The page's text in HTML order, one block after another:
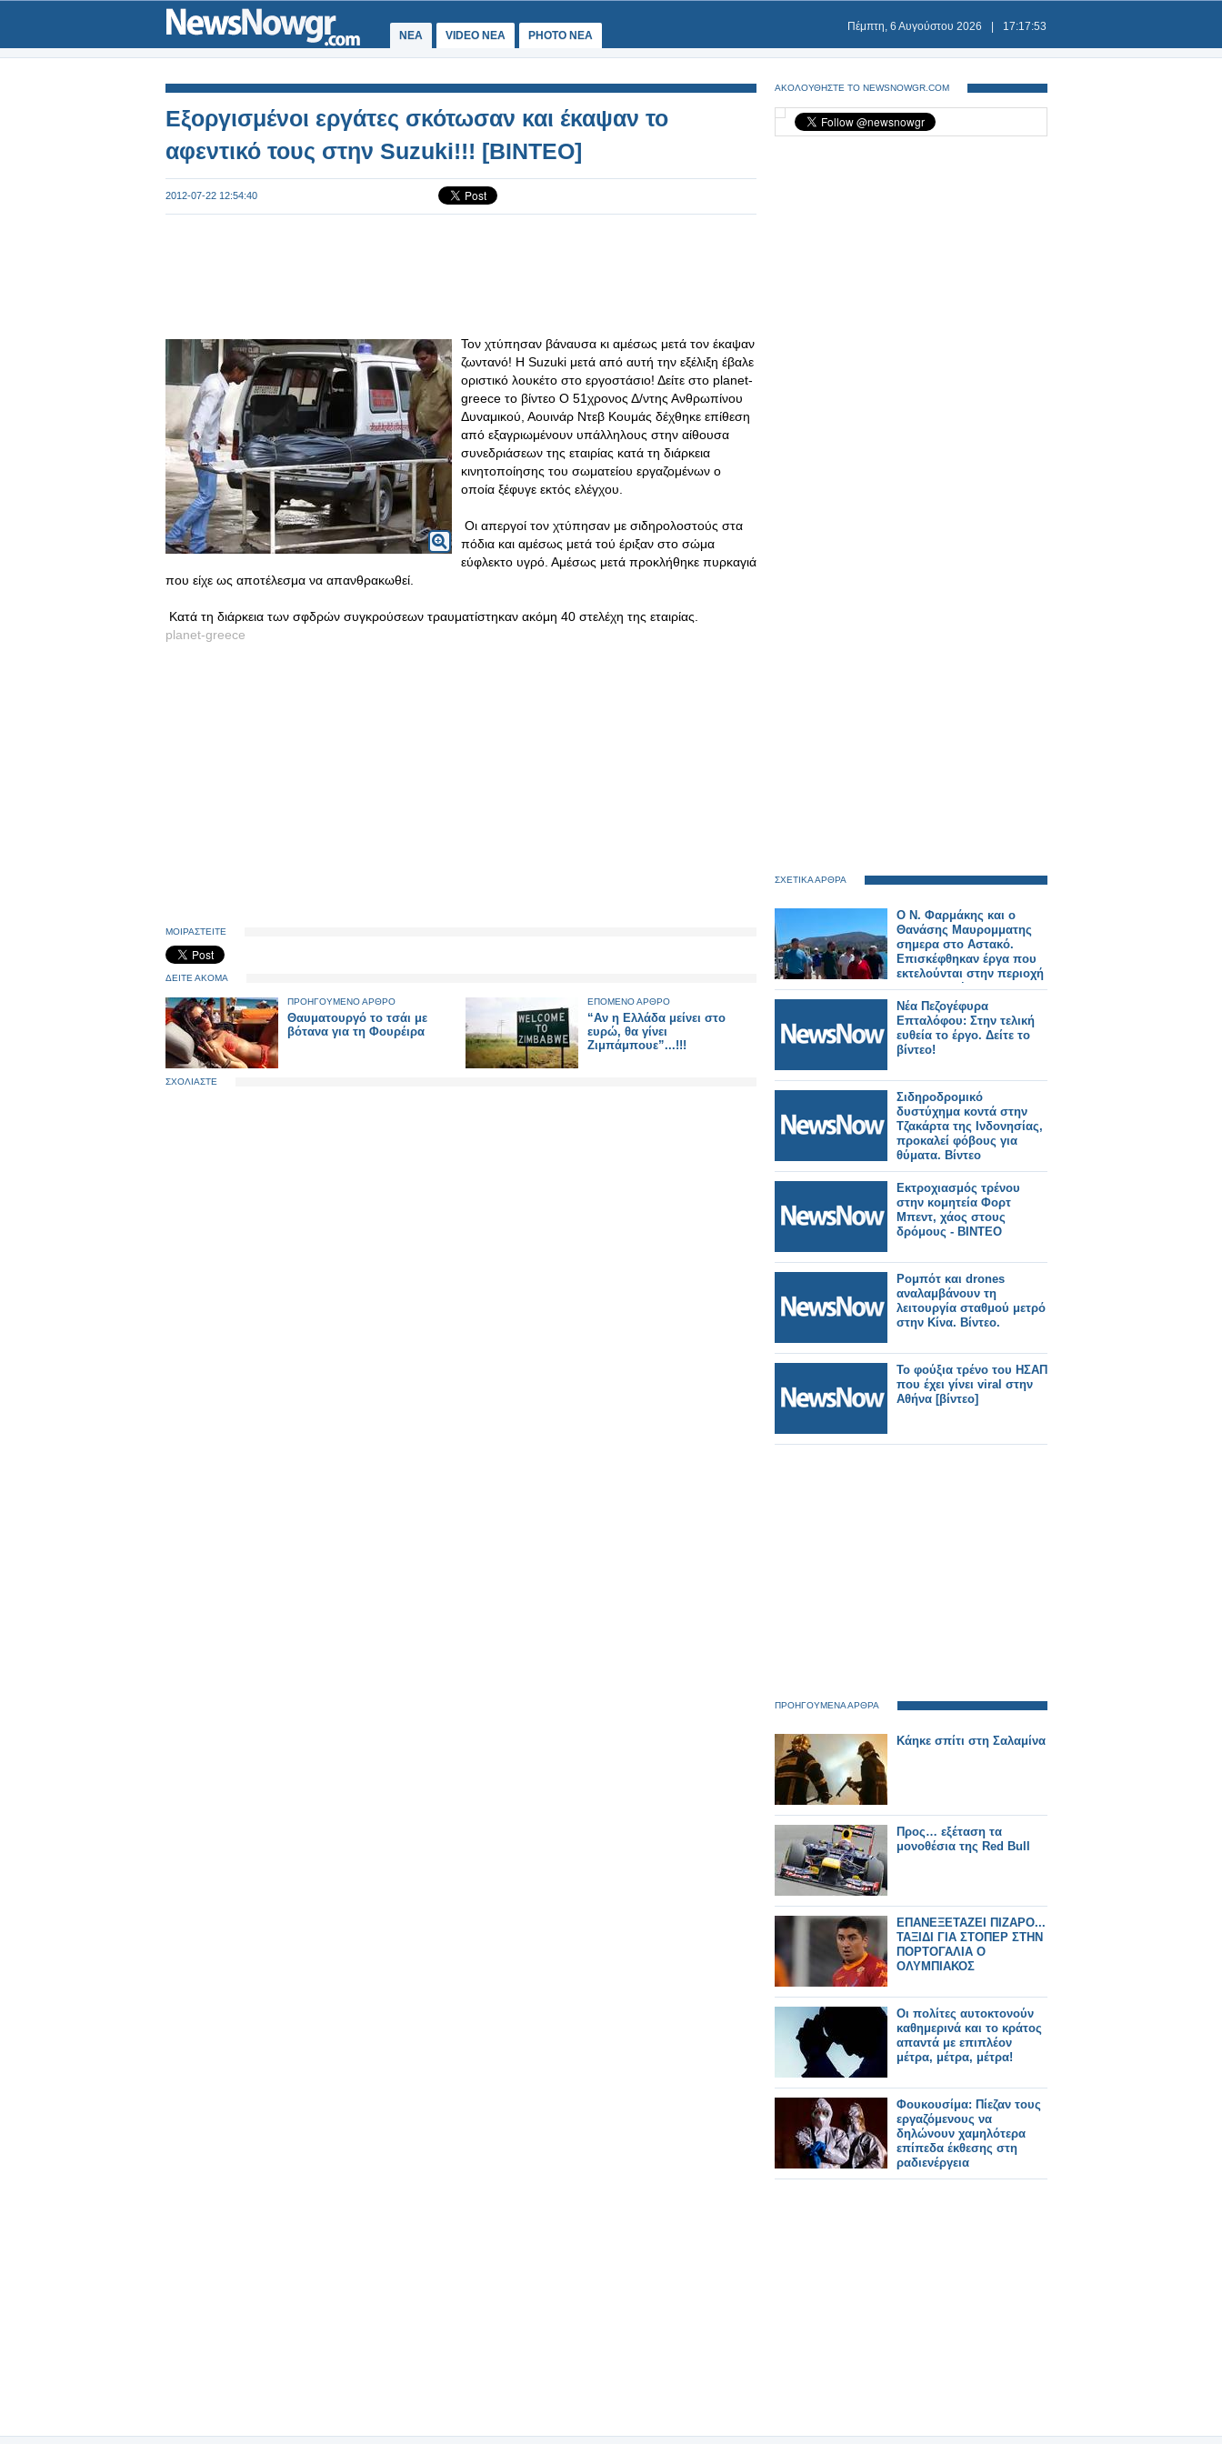
ΝΕΑ VIDEO NEA PHOTO NEA
Πέμπτη, 6 Αυγούστου 2026 17:17:53
Εξοργισμένοι εργάτες σκότωσαν και έκαψαν το
αφεντικό τους στην Suzuki!!! [ΒΙΝΤΕΟ]
2012-07-22 12:54:40
Τον χτύπησαν βάναυσα κι αμέσως μετά τον έκαψαν
ζωντανό! H Suzuki μετά από αυτή την εξέλιξη έβαλε
οριστικό λουκέτο στο εργοστάσιο! Δείτε στο planet-
greece το βίντεο Ο 51χρονος Δ/ντης Ανθρωπίνου
Δυναμικού, Αουινάρ Ντεβ Κουμάς δέχθηκε επίθεση
από εξαγριωμένουν υπάλληλους στην αίθουσα
συνεδριάσεων της εταιρίας κατά τη διάρκεια
κινητοποίησης του σωματείου εργαζομένων ο
οποία ξέφυγε εκτός ελέγχου.
Οι απεργοί τον χτύπησαν με σιδηρολοστούς στα
πόδια και αμέσως μετά τού έριξαν στο σώμα
εύφλεκτο υγρό. Αμέσως μετά προκλήθηκε πυρκαγιά
που είχε ως αποτέλεσμα να απανθρακωθεί.
Κατά τη διάρκεια των σφδρών συγκρούσεων τραυματίστηκαν ακόμη 40 στελέχη της εταιρίας.
planet-greece
ΜΟΙΡΑΣΤΕΙΤΕ
ΔΕΙΤΕ ΑΚΟΜΑ
ΠΡΟΗΓΟΥΜΕΝΟ ΑΡΘΡΟ
Θαυματουργό το τσάι με
βότανα για τη Φουρέιρα
ΕΠΟΜΕΝΟ ΑΡΘΡΟ
“Αν η Ελλάδα μείνει στο
ευρώ, θα γίνει
Ζιμπάμπουε”...!!!
ΣΧΟΛΙΑΣΤΕ
ΑΚΟΛΟΥΘΗΣΤΕ ΤΟ NEWSNOWGR.COM
ΣΧΕΤΙΚΑ ΑΡΘΡΑ
Ο Ν. Φαρμάκης και ο
Θανάσης Μαυρομματης
σημερα στο Αστακό.
Επισκέφθηκαν έργα που
εκτελούνται στην περιοχή
και συναντήθηκαν με
φορείς και πολίτες (φωτο-
βιντεο)
Νέα Πεζογέφυρα
Επταλόφου: Στην τελική
ευθεία το έργο. Δείτε το
βίντεο!
Σιδηροδρομικό
δυστύχημα κοντά στην
Τζακάρτα της Ινδονησίας,
προκαλεί φόβους για
θύματα. Βίντεο
Εκτροχιασμός τρένου
στην κομητεία Φορτ
Μπεντ, χάος στους
δρόμους - ΒΙΝΤΕΟ
Ρομπότ και drones
αναλαμβάνουν τη
λειτουργία σταθμού μετρό
στην Κίνα. Βίντεο.
Το φούξια τρένο του ΗΣΑΠ
που έχει γίνει viral στην
Αθήνα [βίντεο]
ΠΡΟΗΓΟΥΜΕΝΑ ΑΡΘΡΑ
Κάηκε σπίτι στη Σαλαμίνα
Προς… εξέταση τα
μονοθέσια της Red Bull
ΕΠΑΝΕΞΕΤΑΖΕΙ ΠΙΖΑΡΟ...
ΤΑΞΙΔΙ ΓΙΑ ΣΤΟΠΕΡ ΣΤΗΝ
ΠΟΡΤΟΓΑΛΙΑ Ο
ΟΛΥΜΠΙΑΚΟΣ
Οι πολίτες αυτοκτονούν
καθημερινά και το κράτος
απαντά με επιπλέον
μέτρα, μέτρα, μέτρα!
Φουκουσίμα: Πίεζαν τους
εργαζόμενους να
δηλώνουν χαμηλότερα
επίπεδα έκθεσης στη
ραδιενέργεια